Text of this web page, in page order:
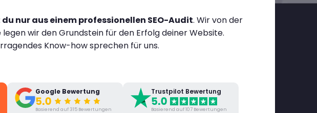
nur aus einem professionellen SEO-Audit. Wir von der
wir den Grundstein für den Erfolg deiner Website.
Know-how sprechen für uns.
Google Bewertung
Basierend auf 315 Bewertungen
Trustpilot Bewertung
Basierend auf 107 Bewertungen